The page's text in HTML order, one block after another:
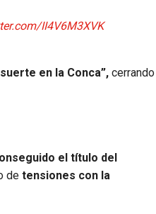
II4V6M3XVK
en la Conca”, cerrando
el título del
de tensiones con la